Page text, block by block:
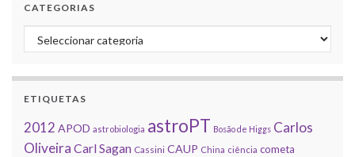
CATEGORIAS
Categorias
ETIQUETAS
2012 APOD astrobiologia astroPT Bosão de Higgs Carlos
Oliveira Carl Sagan Cassini CAUP China ciência cometa